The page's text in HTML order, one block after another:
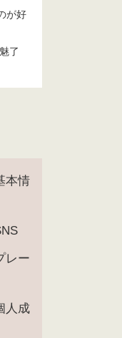
が好
了
本情
レー
人成